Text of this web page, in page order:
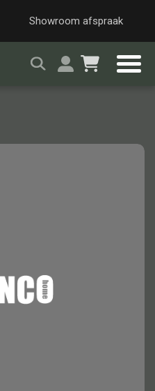
Snelle & veilige
Showroom afspraak